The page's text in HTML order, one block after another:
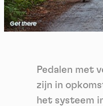
Pedalen met
zijn in
het systeem